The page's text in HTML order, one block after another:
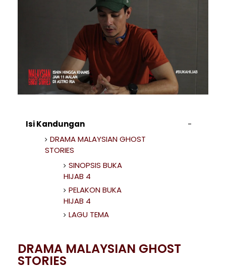
Isi Kandungan
DRAMA MALAYSIAN GHOST
STORIES
SINOPSIS BUKA
HIJAB 4
PELAKON BUKA
HIJAB 4
LAGU TEMA
DRAMA MALAYSIAN GHOST
STORIES